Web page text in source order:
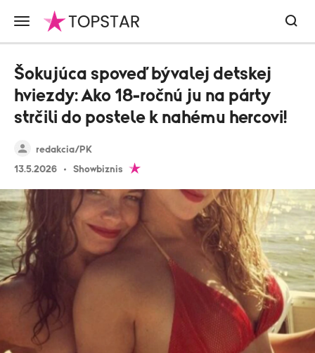
redakcia/PK
13.5.2026
Showbiznis
Šokujúca spoveď bývalej detskej
hviezdy: Ako 18-ročnú ju na párty
strčili do postele k nahému hercovi!